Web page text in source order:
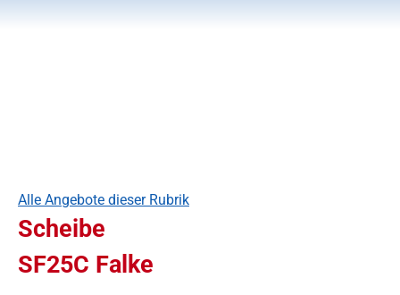
Alle Angebote dieser Rubrik
Scheibe
SF25C Falke